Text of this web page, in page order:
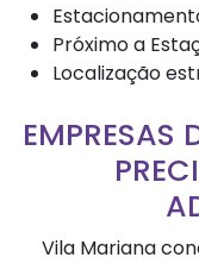
Próximo a
Localização
EMPRESAS
Vila Mariana